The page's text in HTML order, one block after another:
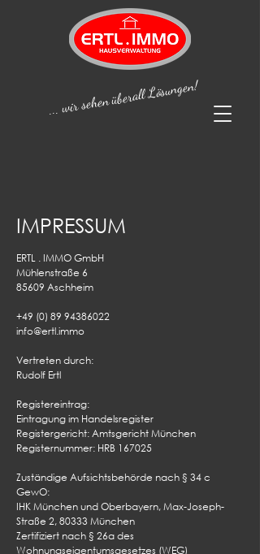
... wir sehen überall Lösungen!
IMPRESSUM
ERTL . IMMOGmbH
Mühlenstraße 6
85609 Aschheim
+49 (0) 89 94386022
info@ertl.immo
Vertreten durch:
Rudolf Ertl
Registereintrag:
Eintragung im Handelsregister
Registergericht: Amtsgericht München
Registernummer: HRB 167025
Zuständige Aufsichtsbehörde nach § 34 c
GewO:
IHK München und Oberbayern, Max-Joseph-
Straße 2, 80333 München
Zertifiziert nach § 26a des
Wohnungseigentumsgesetzes (WEG)